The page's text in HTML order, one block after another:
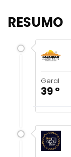
RESUMO
Geral
39 º